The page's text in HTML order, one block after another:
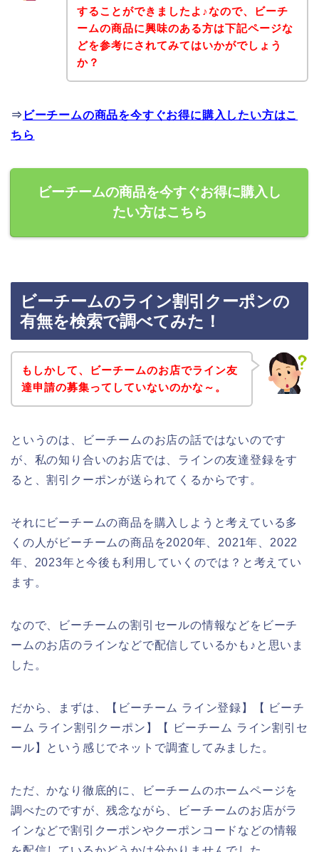
することができましたよ♪なので、ビーチ
ームの商品に興味のある方は下記ページな
どを参考にされてみてはいかがでしょう
か？
⇒ ビーチームの商品を今すぐお得に購入したい方はこ
ちら
ビーチームの商品を今すぐお得に購入し
たい方はこちら
ビーチームのライン割引クーポンの
有無を検索で調べてみた！
もしかして、ビーチームのお店でライン友
達申請の募集ってしていないのかな～。
というのは、ビーチームのお店の話ではないのです
が、私の知り合いのお店では、ラインの友達登録をす
ると、割引クーポンが送られてくるからです。
それにビーチームの商品を購入しようと考えている多
くの人がビーチームの商品を2020年、2021年、2022
年、2023年と今後も利用していくのでは？と考えてい
ます。
なので、ビーチームの割引セールの情報などをビーチ
ームのお店のラインなどで配信しているかも♪と思いま
した。
だから、まずは、【ビーチーム ライン登録】【 ビーチ
ーム ライン割引クーポン】【 ビーチーム ライン割引セ
ール】という感じでネットで調査してみました。
ただ、かなり徹底的に、ビーチームのホームページを
調べたのですが、残念ながら、ビーチームのお店がラ
インなどで割引クーポンやクーポンコードなどの情報